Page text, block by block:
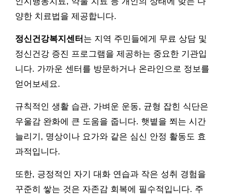
양한 치료법을 제공합니다.
정신건강복지센터 는 지역 주민들에게 무료 상담 및
정신건강 증진 프로그램을 제공하는 중요한 기관입
니다. 가까운 센터를 방문하거나 온라인으로 정보를
얻어보세요.
규칙적인 생활 습관, 가벼운 운동, 균형 잡힌 식단은
우울감 완화에 큰 도움을 줍니다. 햇볕을 쬐는 시간
늘리기, 명상이나 요가와 같은 심신 안정 활동도 효
과적입니다.
또한, 긍정적인 자기 대화 연습과 작은 성취 경험을
꾸준히 쌓는 것은 자존감 회복에 필수적입니다. 주